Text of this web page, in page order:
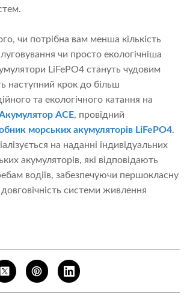
чи потрібна вам менша кількість
чи просто екологічніша
LiFePO4 стануть чудовим
наступний крок до більш
та екологічного катання на
ACE, провідний
морських акумуляторів LiFePO4.
на наданні індивідуальних
акумуляторів, які відповідають
водіїв, забезпечуючи першокласну
довговічність системи живлення